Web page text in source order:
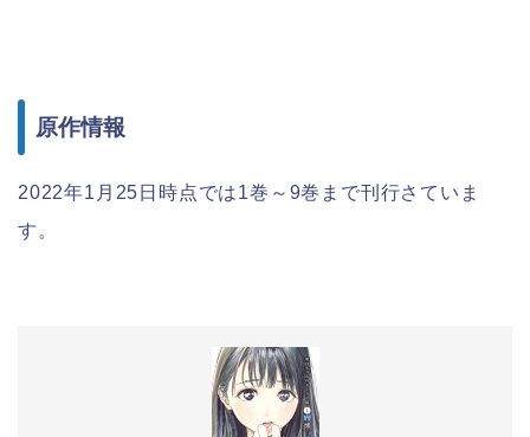
原作情報
2022年1月25日時点では1巻～9巻まで刊行さていま
す。